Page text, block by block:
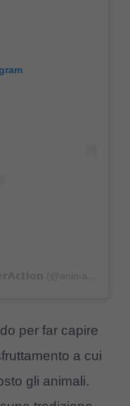
per far capire
a cui
gli animali.